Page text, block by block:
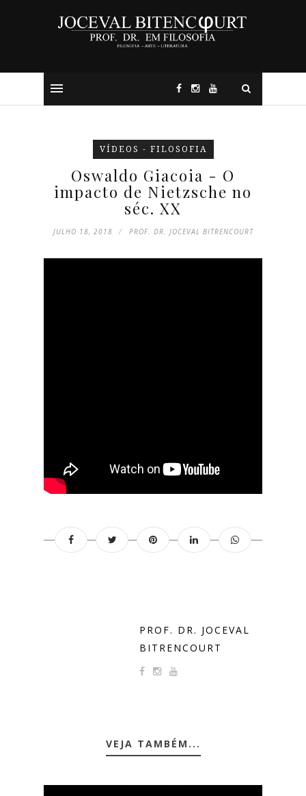
VÍDEOS - FILOSOFIA
Oswaldo Giacoia - O
impacto de Nietzsche no
séc. XX
JULHO 18, 2018 PROF. DR. JOCEVAL BITRENCOURT
PROF. DR. JOCEVAL
BITRENCOURT
VEJA TAMBÉM...